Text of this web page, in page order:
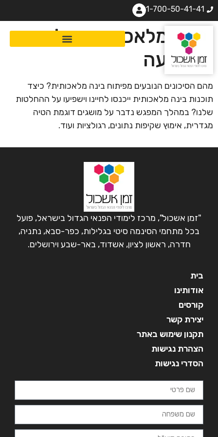
1-700-50-41-41
בינה מלאכותית: מלחמות
התודעה
מהם הסיכונים הנובעים מפיתוח בינה מלאכותית? כיצד
תוכנות בינה מלאכותית ייכנסו לחיינו וישפיעו על ההחלטות
שלנו? במהלך המפגש נדבר על מושגים דוגמת הטיה
מגדרית, אימוץ שקיפות נתונים, רגולציות ועוד.
"זמן אשכול", מרכז לימודי הפנאי הגדול בישראל, פועל
בכל מתחמי הסינמה סיטי בגלילות, כפר-סבא, נתניה,
חדרה, ראשון לציון, אשדוד, באר-שבע וירושלים.
בית
אודותינו
קורסים
יצירת קשר
תקנון שימוש באתר
הצהרת נגישות
הסדרי נגישות